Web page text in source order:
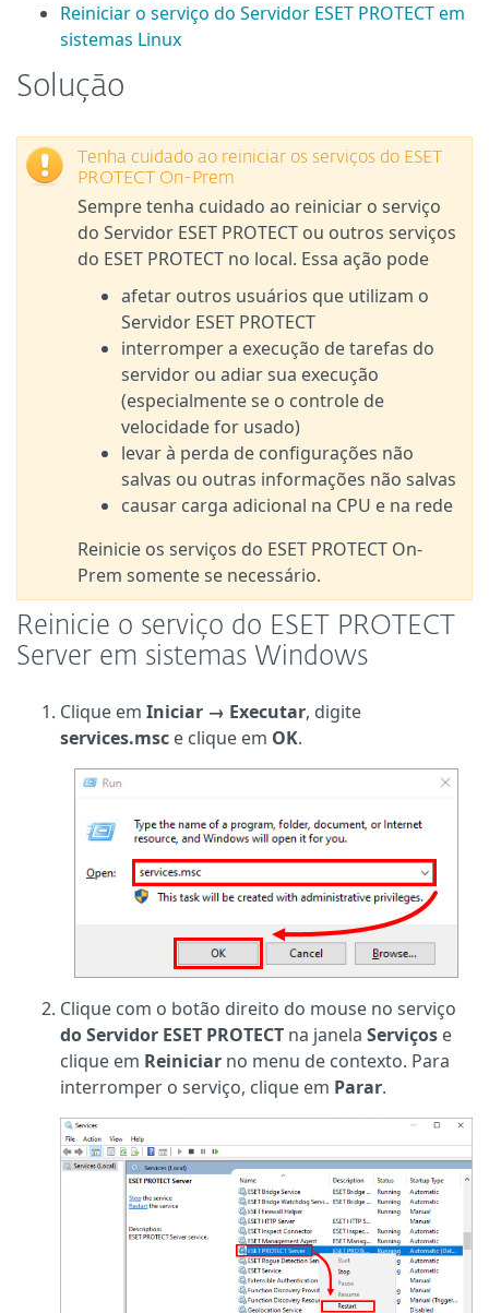
Reiniciar o serviço do Servidor ESET PROTECT em
sistemas Linux
Solução
Tenha cuidado ao reiniciar os serviços do ESET
PROTECT On-Prem
Sempre tenha cuidado ao reiniciar o serviço
do Servidor ESET PROTECT ou outros serviços
do ESET PROTECT no local. Essa ação pode
afetar outros usuários que utilizam o
Servidor ESET PROTECT
interromper a execução de tarefas do
servidor ou adiar sua execução
(especialmente se o controle de
velocidade for usado)
levar à perda de configurações não
salvas ou outras informações não salvas
causar carga adicional na CPU e na rede
Reinicie os serviços do ESET PROTECT On-
Prem somente se necessário.
Reinicie o serviço do ESET PROTECT
Server em sistemas Windows
Clique em Iniciar → Executar, digite
services.msc e clique em OK.
Clique com o botão direito do mouse no serviço
do Servidor ESET PROTECT na janela Serviços e
clique em Reiniciar no menu de contexto. Para
interromper o serviço, clique em Parar.